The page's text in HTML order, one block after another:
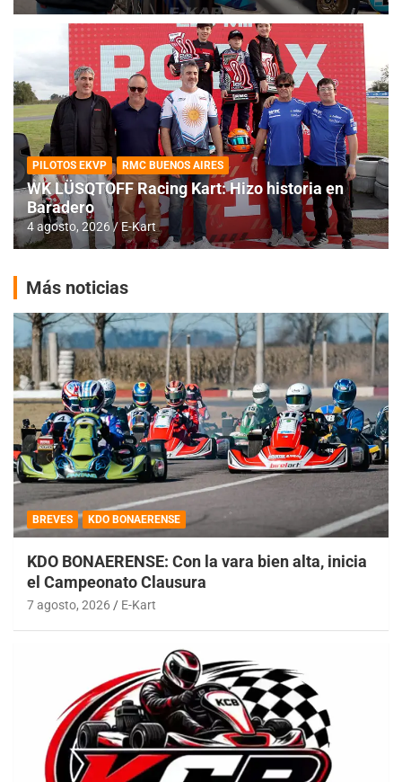
PILOTOS EKVP RMC BUENOS AIRES
WK LÜSQTOFF Racing Kart: Hizo historia en
Baradero
4 agosto, 2026 E-Kart
Más noticias
BREVES KDO BONAERENSE
KDO BONAERENSE: Con la vara bien alta, inicia
el Campeonato Clausura
7 agosto, 2026 E-Kart